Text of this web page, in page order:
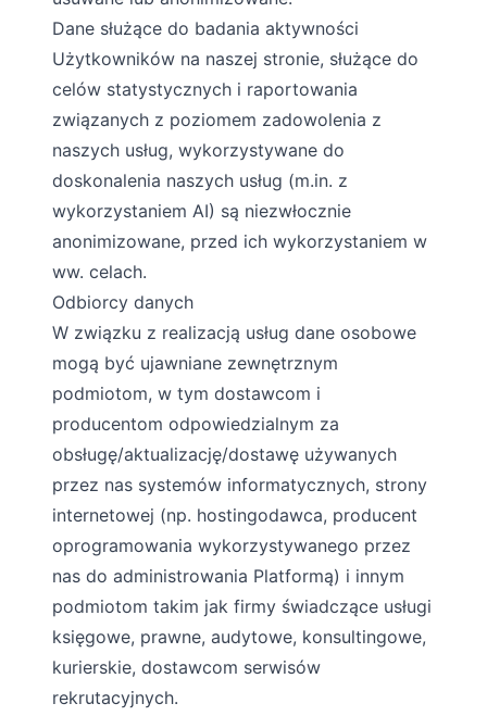
Dane służące do badania aktywności
Użytkowników na naszej stronie, służące do
celów statystycznych i raportowania
związanych z poziomem zadowolenia z
naszych usług, wykorzystywane do
doskonalenia naszych usług (m.in. z
wykorzystaniem AI) są niezwłocznie
anonimizowane, przed ich wykorzystaniem w
ww. celach.
Odbiorcy danych
W związku z realizacją usług dane osobowe
mogą być ujawniane zewnętrznym
podmiotom, w tym dostawcom i
producentom odpowiedzialnym za
obsługę/aktualizację/dostawę używanych
przez nas systemów informatycznych, strony
internetowej (np. hostingodawca, producent
oprogramowania wykorzystywanego przez
nas do administrowania Platformą) i innym
podmiotom takim jak firmy świadczące usługi
księgowe, prawne, audytowe, konsultingowe,
kurierskie, dostawcom serwisów
rekrutacyjnych.